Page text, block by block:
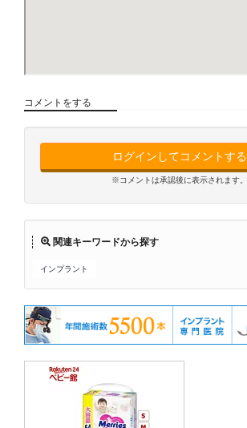
コメントをする
ログインしてコメントする
※コメントは承認後に表示されます。
関連キーワードから探す
インプラント